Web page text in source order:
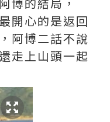
開心的是返回
阿博二話不說
走上山頭一起